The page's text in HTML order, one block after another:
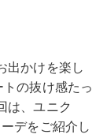
出かけを楽し
の抜け感たっ
は、ユニク
デをご紹介し